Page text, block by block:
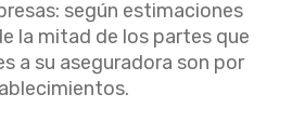
según estimaciones
la mitad de los partes que
a su aseguradora son por